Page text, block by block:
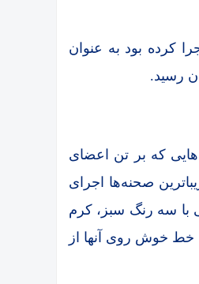
کرده بود به عنوان
رسید.
هایی که بر تن اعضای
صحنه‌ها اجرای
با سه رنگ سبز، کرم
خط خوش روی آنها از